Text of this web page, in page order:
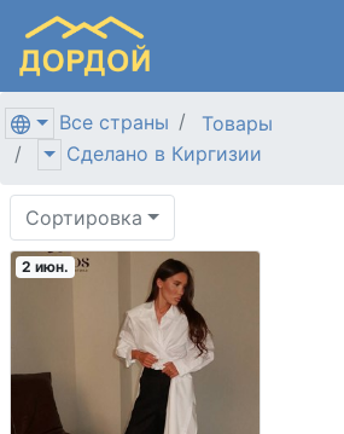
Все страны
Товары
Сделано в Киргизии
Сортировка
2 июн.